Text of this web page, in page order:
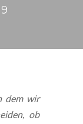
dem wir
ob